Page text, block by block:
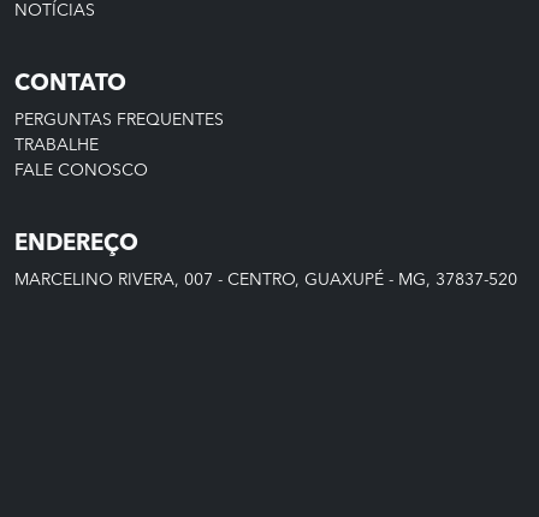
NOTÍCIAS
CONTATO
PERGUNTAS FREQUENTES
TRABALHE
FALE CONOSCO
ENDEREÇO
MARCELINO RIVERA, 007 - CENTRO, GUAXUPÉ - MG, 37837-520